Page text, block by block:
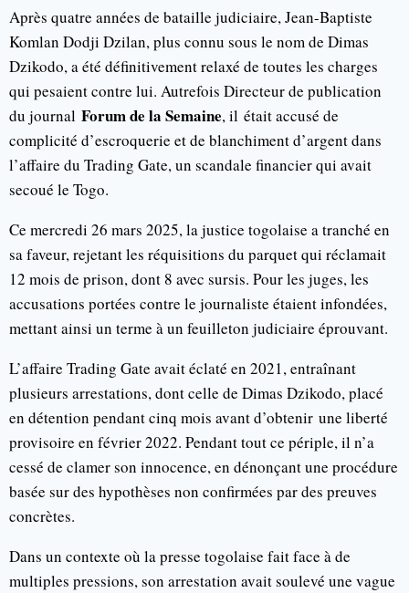
Après quatre années de bataille judiciaire, Jean-Baptiste
Komlan Dodji Dzilan, plus connu sous le nom de Dimas
Dzikodo, a été définitivement relaxé de toutes les charges
qui pesaient contre lui. Autrefois Directeur de publication
du journal Forum de la Semaine, il était accusé de
complicité d’escroquerie et de blanchiment d’argent dans
l’affaire du Trading Gate, un scandale financier qui avait
secoué le Togo.
Ce mercredi 26 mars 2025, la justice togolaise a tranché en
sa faveur, rejetant les réquisitions du parquet qui réclamait
12 mois de prison, dont 8 avec sursis. Pour les juges, les
accusations portées contre le journaliste étaient infondées,
mettant ainsi un terme à un feuilleton judiciaire éprouvant.
L’affaire Trading Gate avait éclaté en 2021, entraînant
plusieurs arrestations, dont celle de Dimas Dzikodo, placé
en détention pendant cinq mois avant d’obtenir une liberté
provisoire en février 2022. Pendant tout ce périple, il n’a
cessé de clamer son innocence, en dénonçant une procédure
basée sur des hypothèses non confirmées par des preuves
concrètes.
Dans un contexte où la presse togolaise fait face à de
multiples pressions, son arrestation avait soulevé une vague